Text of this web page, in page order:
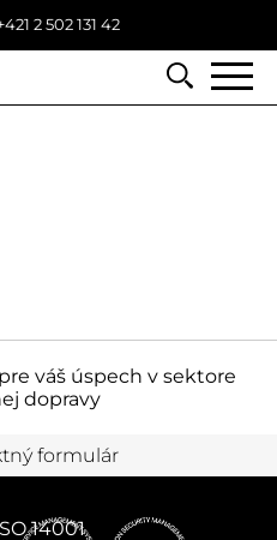
2 502 131 42
váš úspech v sektore
dopravy
formulár